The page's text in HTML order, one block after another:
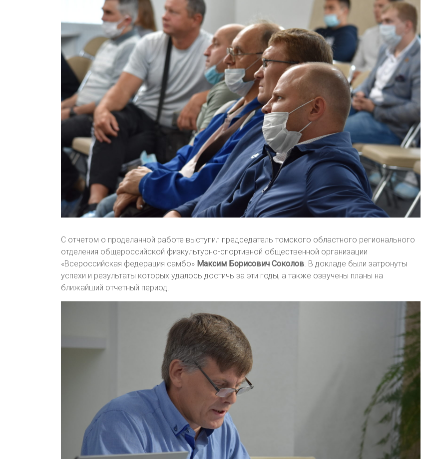
С отчетом о проделанной работе выступил председатель томского областного регионального
отделения общероссийской физкультурно-спортивной общественной организации
«Всероссийская федерация самбо» Максим Борисович Соколов. В докладе были затронуты
успехи и результаты которых удалось достичь за эти годы, а также озвучены планы на
ближайший отчетный период.